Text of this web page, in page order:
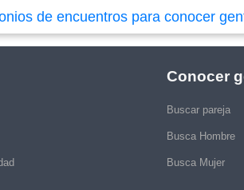
de encuentros para conocer
Conocer
Buscar pareja
Busca Hombre
Busca Mujer